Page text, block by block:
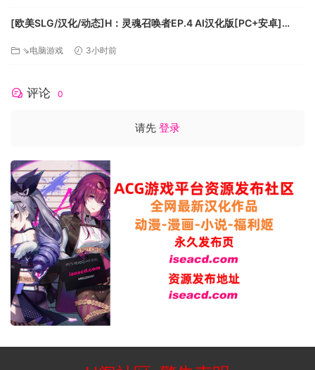
[欧美SLG/汉化/动态]H：灵魂召唤者EP.4 AI汉化版[PC+安卓]
⇘电脑游戏 3小时前
评论 0
请先 登录